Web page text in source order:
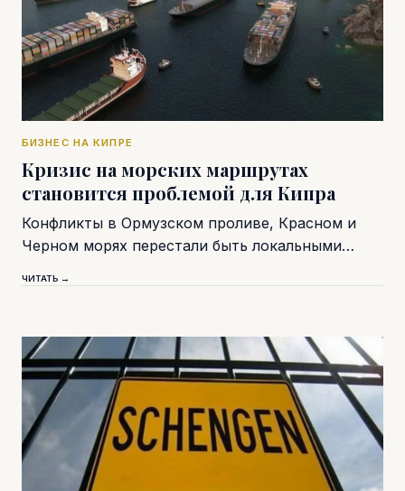
БИЗНЕС НА КИПРЕ
Кризис на морских маршрутах
становится проблемой для Кипра
Конфликты в Ормузском проливе, Красном и
Черном морях перестали быть локальными…
ЧИТАТЬ →